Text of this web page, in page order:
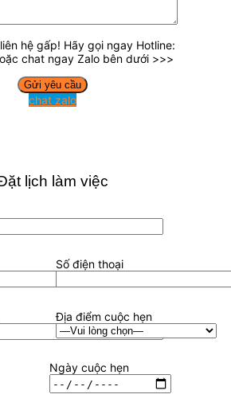
hệ gấp! Hãy gọi ngay Hotline:
chat ngay Zalo bên dưới >>>
chat zalo
lịch làm việc
Số điện thoại
Địa điểm cuộc hẹn
Ngày cuộc hẹn